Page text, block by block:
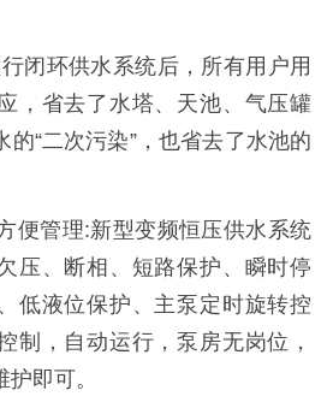
闭环供水系统后，所有用户用
，省去了水塔、天池、气压罐
的“二次污染”，也省去了水池的
便管理:新型变频恒压供水系统
压、断相、短路保护、瞬时停
低液位保护、主泵定时旋转控
制，自动运行，泵房无岗位，
即可。